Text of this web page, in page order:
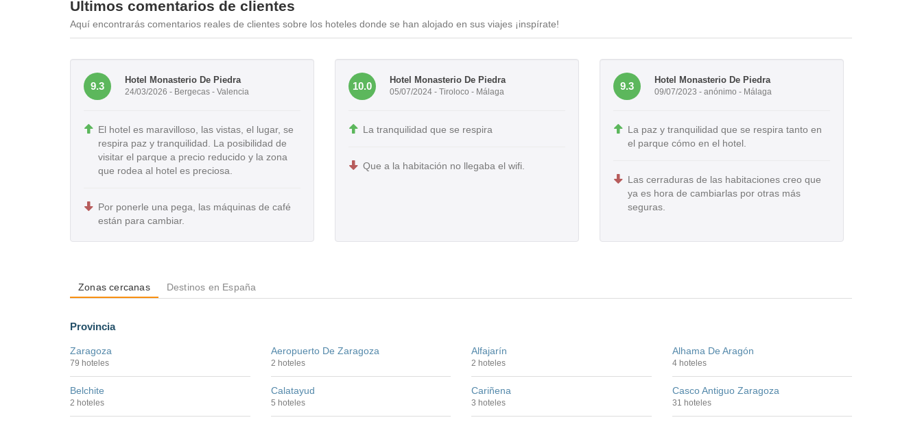
Últimos comentarios de clientes
Aquí encontrarás comentarios reales de clientes sobre los hoteles donde se han alojado en sus viajes ¡inspírate!
9.3
Hotel Monasterio De Piedra
24/03/2026 - Bergecas - Valencia
El hotel es maravilloso, las vistas, el lugar, se
respira paz y tranquilidad. La posibilidad de
visitar el parque a precio reducido y la zona
que rodea al hotel es preciosa.
Por ponerle una pega, las máquinas de café
están para cambiar.
10.0
Hotel Monasterio De Piedra
05/07/2024 - Tiroloco - Málaga
La tranquilidad que se respira
Que a la habitación no llegaba el wifi.
9.3
Hotel Monasterio De Piedra
09/07/2023 - anónimo - Málaga
La paz y tranquilidad que se respira tanto en
el parque cómo en el hotel.
Las cerraduras de las habitaciones creo que
ya es hora de cambiarlas por otras más
seguras.
Zonas cercanas Destinos en España
Provincia
Zaragoza
79 hoteles
Aeropuerto De Zaragoza
2 hoteles
Alfajarín
2 hoteles
Alhama De Aragón
4 hoteles
Belchite
2 hoteles
Calatayud
5 hoteles
Cariñena
3 hoteles
Casco Antiguo Zaragoza
31 hoteles